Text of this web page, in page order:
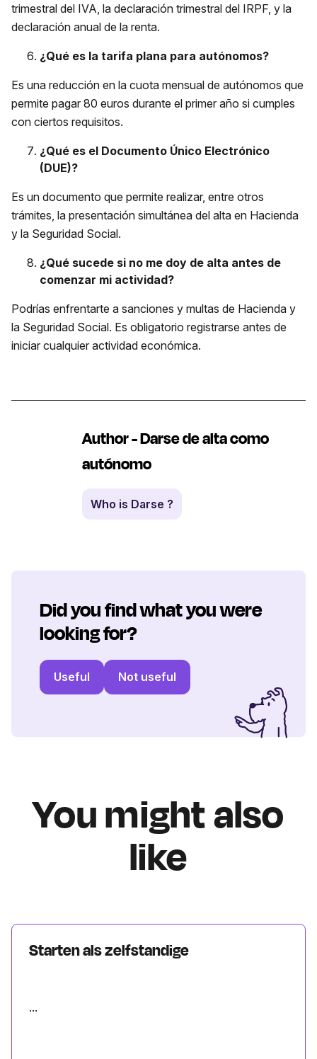
trimestral del IVA, la declaración trimestral del IRPF, y la
declaración anual de la renta.
¿Qué es la tarifa plana para autónomos?
Es una reducción en la cuota mensual de autónomos que
permite pagar 80 euros durante el primer año si cumples
con ciertos requisitos.
¿Qué es el Documento Único Electrónico
(DUE)?
Es un documento que permite realizar, entre otros
trámites, la presentación simultánea del alta en Hacienda
y la Seguridad Social.
¿Qué sucede si no me doy de alta antes de
comenzar mi actividad?
Podrías enfrentarte a sanciones y multas de Hacienda y
la Seguridad Social. Es obligatorio registrarse antes de
iniciar cualquier actividad económica.
Author - Darse de alta como
autónomo
Who is Darse ?
Did you find what you were
looking for?
Useful Not useful
You might also
like
Starten als zelfstandige
...